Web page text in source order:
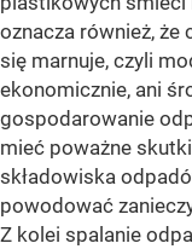
oznacza również, że
się marnuje, czyli
ekonomicznie, ani
gospodarowanie
mieć poważne
składowiska
powodować
Z kolei spalanie